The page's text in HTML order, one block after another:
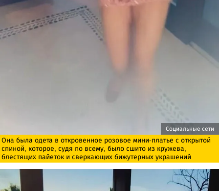
Социальные сети
Она была одета в откровенное розовое мини-платье с открытой
спиной, которое, судя по всему, было сшито из кружева,
блестящих пайеток и сверкающих бижутерных украшений